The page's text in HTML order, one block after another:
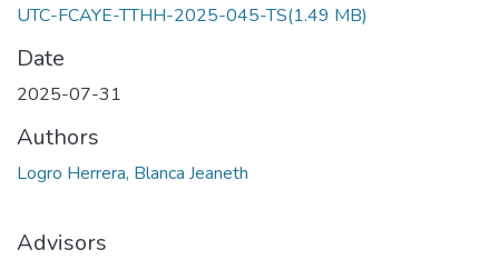
UTC-FCAYE-TTHH-2025-045-TS(1.49 MB)
Date
2025-07-31
Authors
Logro Herrera, Blanca Jeaneth
Advisors